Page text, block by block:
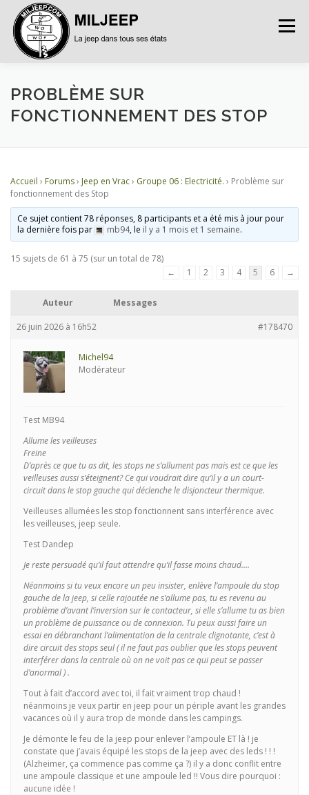
Menu
ACCUEIL ARTICLES
DOCUMENTATIONS
CONNEXION
PROBLÈME SUR
FONCTIONNEMENT DES STOP
Accueil › Forums› Jeep en Vrac› Groupe 06 : Electricité. › Problème sur
fonctionnement des Stop
Ce sujet contient 78 réponses, 8 participants et a été mis à jour pour
la dernière fois par
mb94, le il y a 1 mois et 1 semaine.
15 sujets de 61 à 75 (sur un total de 78)
←
1 2 3 4 5 6 →
Auteur Messages
26 juin 2026 à 16h52 #178470
Michel94
Modérateur
Test MB94
Allume les veilleuses
Freine
D’après ce que tu as dit, les stops ne s’allument pas mais est ce que les
veilleuses aussi s’éteignent? Ce qui voudrait dire qu’il y a un court-
circuit dans le stop gauche qui déclenche le disjoncteur thermique.
Veilleuses allumées les stop fonctionnent sans interférence avec
les veilleuses, jeep seule.
Test Dandep
Je reste persuadé qu’il faut attendre qu’il fasse moins chaud….
Néanmoins si tu veux encore un peu insister, enlève l’ampoule du stop
gauche de la jeep, si celle rajoutée ne s’allume pas, tu es revenu au
problème d’avant l’inversion sur le contacteur, si elle s’allume tu as bien
un problème de puissance ou de connexion. Tu peux aussi faire un
essai en débranchant l’alimentation de la centrale clignotante, c’est à
dire circuit des stops seul ( il ne faut pas oublier que les stops peuvent
interférer dans la centrale où on ne voit pas ce qui peut se passer
d’anormal ) .
Tout à fait d’accord avec toi, il fait vraiment trop chaud !
néanmoins je veux partir en jeep pour un périple avant les grandes
vacances où il y aura trop de monde dans les campings.
Je démonte le feu de la jeep pour enlever l’ampoule ET là ! je
constate que j’avais équipé les stops de la jeep avec des leds ! ! !
(Alzheimer, ça commence pas comme ça ?) il y a donc conflit entre
une ampoule classique et une ampoule led !! Vous dire pourquoi :
aucune idée !